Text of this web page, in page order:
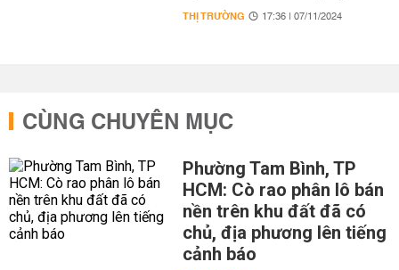
THỊ TRƯỜNG 17:36 | 07/11/2024
CÙNG CHUYÊN MỤC
Phường Tam Bình, TP
HCM: Cò rao phân lô bán
nền trên khu đất đã có
chủ, địa phương lên tiếng
cảnh báo